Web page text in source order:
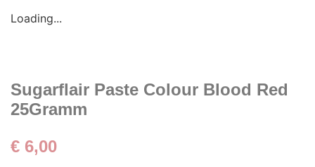
Loading...
Sugarflair Paste Colour Blood Red
25Gramm
€ 6,00